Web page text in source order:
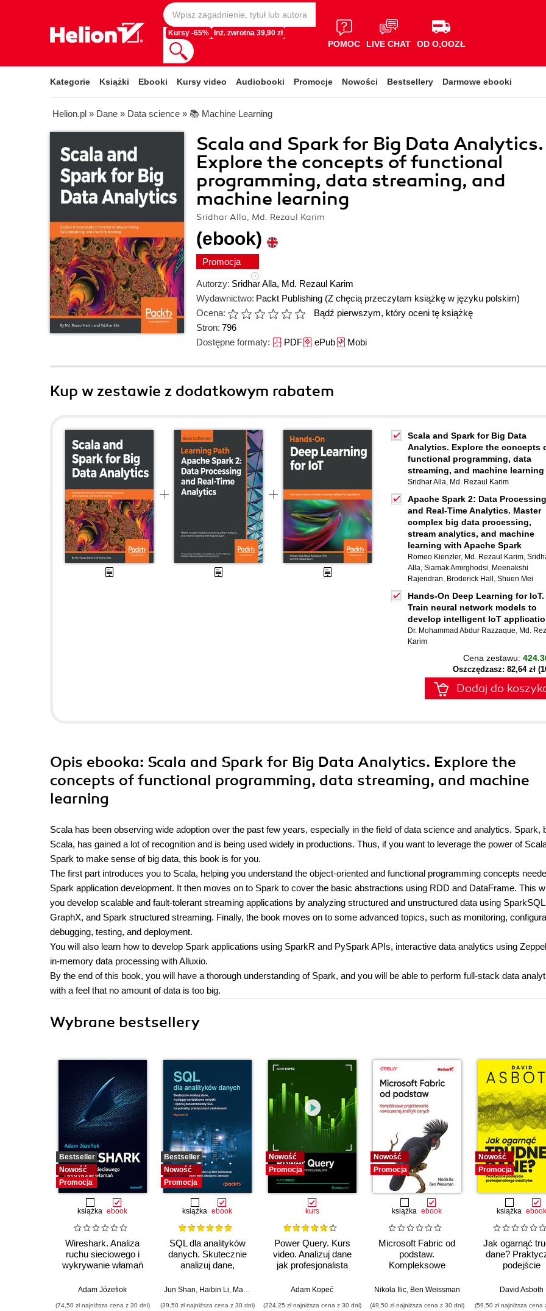
Kursy -65% Inż. zwrotna 39,90 zł
POMOC LIVE CHAT OD O,OOZŁ
Kategorie Książki Ebooki Kursy video Audiobooki Promocje Nowości Bestsellery Darmowe ebooki
Helion.pl » Dane » Data science » 📚 Machine Learning
Scala and Spark for Big Data Analytics.
Explore the concepts of functional
programming, data streaming, and
machine learning
Sridhar Alla, Md. Rezaul Karim
(ebook)
Promocja
Autorzy: Sridhar Alla, Md. Rezaul Karim
Wydawnictwo: Packt Publishing (Z chęcią przeczytam książkę w języku polskim)
Ocena:
Bądź pierwszym, który oceni tę książkę
Stron: 796
Dostępne formaty: PDFePubMobi
Kup w zestawie z dodatkowym rabatem
Scala and Spark for Big Data
Analytics. Explore the concepts
functional programming, data
streaming, and machine learning
Sridhar Alla, Md. Rezaul Karim
Apache Spark 2: Data Processing
and Real-Time Analytics. Master
complex big data processing,
stream analytics, and machine
learning with Apache Spark
Romeo Kienzler, Md. Rezaul Karim,
Alla, Siamak Amirghodsi, Meenakshi
Rajendran, Broderick Hall , Shuen Mei
Hands-On Deep Learning for IoT.
Train neural network models to
develop intelligent IoT
Dr. Mohammad Abdur Razzaque, Md.
Karim
Cena zestawu:
Oszczędzasz: 82,64 zł
Dodaj do
Opis ebooka: Scala and Spark for Big Data Analytics. Explore the
concepts of functional programming, data streaming, and machine
learning
Scala has been observing wide adoption over the past few years, especially in the field of data science and analytics. Spark,
Scala, has gained a lot of recognition and is being used widely in productions. Thus, if you want to leverage the power of
Spark to make sense of big data, this book is for you.
The first part introduces you to Scala, helping you understand the object-oriented and functional programming concepts
Spark application development. It then moves on to Spark to cover the basic abstractions using RDD and DataFrame. This
you develop scalable and fault-tolerant streaming applications by analyzing structured and unstructured data using
GraphX, and Spark structured streaming. Finally, the book moves on to some advanced topics, such as monitoring,
debugging, testing, and deployment.
You will also learn how to develop Spark applications using SparkR and PySpark APIs, interactive data analytics using
in-memory data processing with Alluxio.
By the end of this book, you will have a thorough understanding of Spark, and you will be able to perform full-stack data
with a feel that no amount of data is too big.
Wybrane bestsellery
Bestseller
Nowość
Promocja
książka ebook
Wireshark. Analiza
ruchu sieciowego i
wykrywanie włamań
Adam Józefiok
(74,50 zł najniższa cena z 30 dni)
Bestseller
Nowość
Promocja
książka ebook
SQL dla analityków
danych. Skutecznie
analizuj dane,
wartościowe wnioski i
Jun Shan, Haibin Li, Matt Goldwasser ,Upom Malik, Benjamin Johnston
(39,50 zł najniższa cena z 30 dni)
Nowość
Promocja
kurs
Power Query. Kurs
video. Analizuj dane
jak profesjonalista
Adam Kopeć
(224,25 zł najniższa cena z 30 dni)
Nowość
Promocja
książka ebook
Microsoft Fabric od
podstaw.
Kompleksowe
nowoczesnej
Nikola Ilic, Ben Weissman
(49,50 zł najniższa cena z 30 dni)
Nowość
Promocja
książka ebook
Jak ogarnąć
dane?
podejście
analityka
David Asboth
(59,50 zł najniższa cena